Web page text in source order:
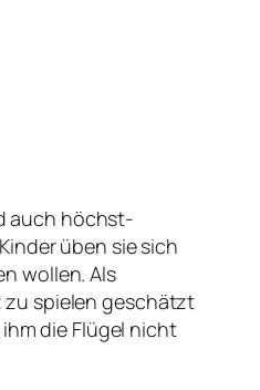
auch höchst-
üben sie sich
wollen. Als
zu spielen geschätzt
die Flügel nicht